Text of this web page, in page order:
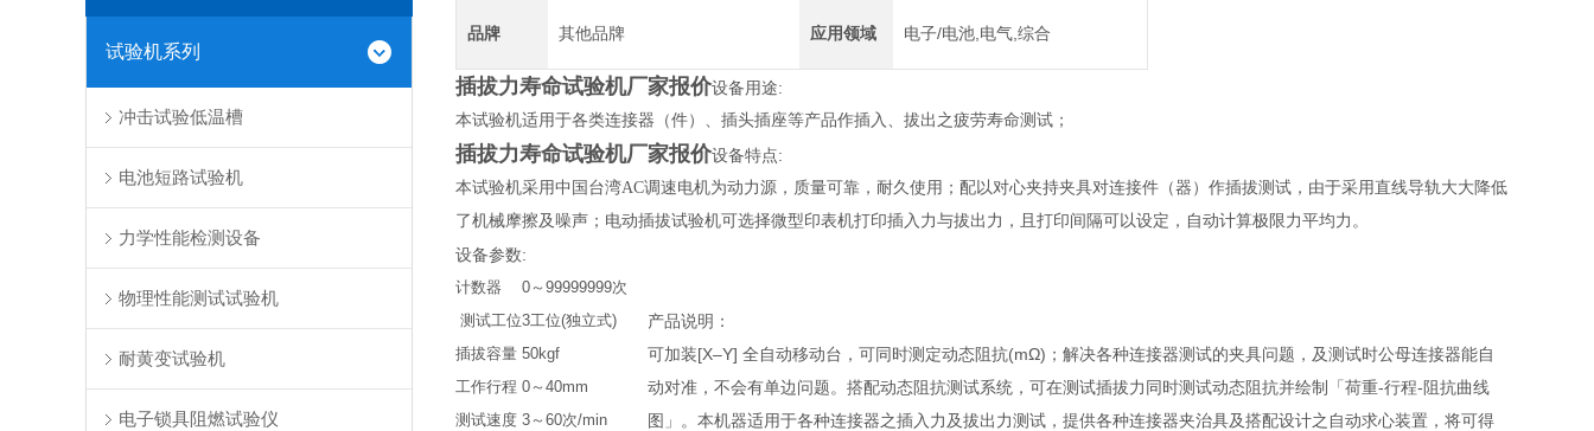
试验机系列
冲击试验低温槽
电池短路试验机
力学性能检测设备
物理性能测试试验机
耐黄变试验机
电子锁具阻燃试验仪
品牌 其他品牌 应用领域 电子/电池,电气,综合
插拔力寿命试验机厂家报价设备用途:
本试验机适用于各类连接器（件）、插头插座等产品作插入、拔出之疲劳寿命测试；
插拔力寿命试验机厂家报价设备特点:
本试验机采用中国台湾AC调速电机为动力源，质量可靠，耐久使用；配以对心夹持夹具对连接件（器）作插拔测试，由于采用直线导轨大大 降低
了机械摩擦及噪声；电动插拔试验机可选择微型印表机打印插入力与拔出力，且打印间隔可以设定，自动计算极限力平均力。
设备参数:
计数器
0～99999999次
测试工位3工位(独立式)
插拔容量 50kgf
工作行程 0～40mm
测试速度 3～60次/min
产品说明：
可加装[X–Y] 全自动移动台，可同时测定动态阻抗(mΩ)；解决各种连接器测试的夹具问题，及测试时公母连接器能自
动对准，不会有单边问题。搭配动态阻抗测试系统，可在测试插拔力同时测试动态阻抗并绘制「荷重-行程-阻抗曲线
图」。本机器适用于各种连接器之插入力及拔出力测试，提供各种连接器夹治具及搭配设计之自动求心装置，将可得